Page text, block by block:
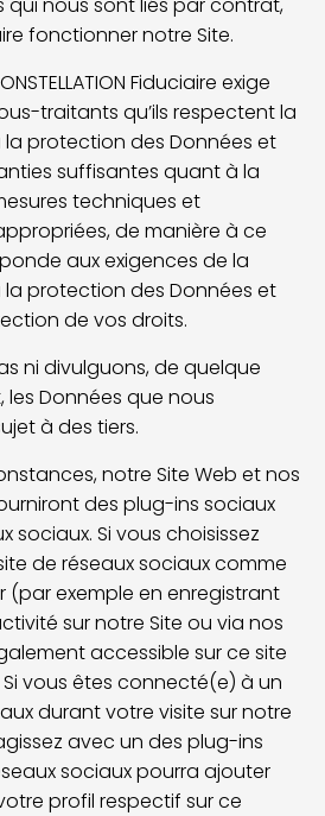
fonctionner notre Site.
Fiduciaire exige
traitants qu’ils respectent la
protection des Données et
suffisantes quant à la
techniques et
de manière à ce
aux exigences de la
protection des Données et
de vos droits.
ni divulguons, de quelque
Données que nous
à des tiers.
notre Site Web et nos
des plug-ins sociaux
sociaux. Si vous choisissez
de réseaux sociaux comme
(par exemple en enregistrant
sur notre Site ou via nos
accessible sur ce site
vous êtes connecté(e) à un
durant votre visite sur notre
avec un des plug-ins
sociaux pourra ajouter
profil respectif sur ce